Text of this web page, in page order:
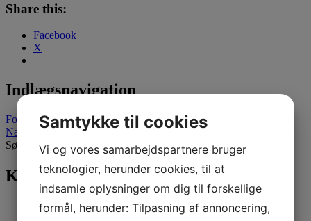
Share this:
Facebook
X
Indlægsnavigation
Forrige indlæg
Næste indlæg
Søg efter:
Kategorier
Nyheder(296)
Sejlerskolen
Samtykke til cookies
Vi og vores samarbejdspartnere bruger
teknologier, herunder cookies, til at
indsamle oplysninger om dig til forskellige
formål, herunder: Tilpasning af annoncering,